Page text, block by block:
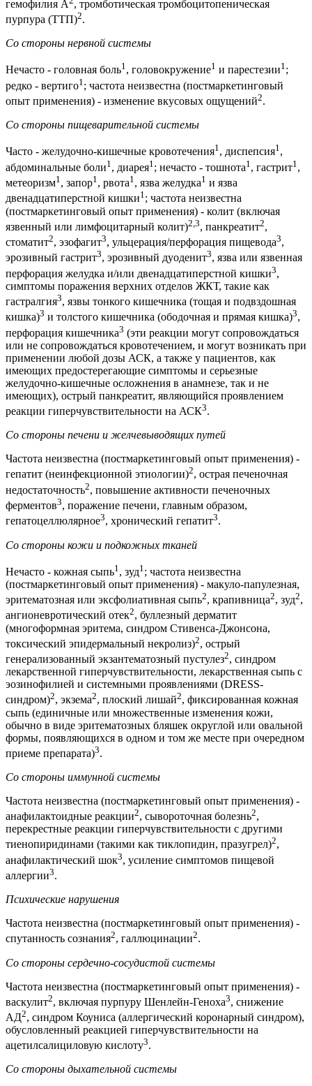
гемофилия А , тромботическая тромбоцитопеническая
пурпура (ТТП)2.
Со стороны нервной системы
Нечасто - головная боль1, головокружение1 и парестезии1;
редко - вертиго1 ; частота неизвестна (постмаркетинговый
опыт применения) - изменение вкусовых ощущений2.
Со стороны пищеварительной системы
Часто - желудочно-кишечные кровотечения1, диспепсия1,
абдоминальные боли1 , диарея1 ; нечасто - тошнота1 , гастрит1 ,
метеоризм1 , запор1 , рвота1 , язва желудка1 и язва
двенадцатиперстной кишки1; частота неизвестна
(постмаркетинговый опыт применения) - колит (включая
язвенный или лимфоцитарный колит)2,3, панкреатит2,
стоматит2, эзофагит3, ульцерация/перфорация пищевода3,
эрозивный гастрит3, эрозивный дуоденит3, язва или язвенная
перфорация желудка и/или двенадцатиперстной кишки3,
симптомы поражения верхних отделов ЖКТ, такие как
гастралгия3, язвы тонкого кишечника (тощая и подвздошная
кишка)3 и толстого кишечника (ободочная и прямая кишка)3,
перфорация кишечника3 (эти реакции могут сопровождаться
или не сопровождаться кровотечением, и могут возникать при
применении любой дозы АСК, а также у пациентов, как
имеющих предостерегающие симптомы и серьезные
желудочно-кишечные осложнения в анамнезе, так и не
имеющих), острый панкреатит, являющийся проявлением
реакции гиперчувствительности на АСК3.
Со стороны печени и желчевыводящих путей
Частота неизвестна (постмаркетинговый опыт применения) -
гепатит (неинфекционной этиологии)2, острая печеночная
недостаточность2, повышение активности печеночных
ферментов3, поражение печени, главным образом,
гепатоцеллюлярное3, хронический гепатит3.
Со стороны кожи и подкожных тканей
Нечасто - кожная сыпь1 , зуд1 ; частота неизвестна
(постмаркетинговый опыт применения) - макуло-папулезная,
эритематозная или эксфолиативная сыпь2, крапивница2, зуд2,
ангионевротический отек2, буллезный дерматит
(многоформная эритема, синдром Стивенса-Джонсона,
токсический эпидермальный некролиз)2, острый
генерализованный экзантематозный пустулез2, синдром
лекарственной гиперчувствительности, лекарственная сыпь с
эозинофилией и системными проявлениями (DRESS-
синдром)2, экзема2, плоский лишай2, фиксированная кожная
сыпь (единичные или множественные изменения кожи,
обычно в виде эритематозных бляшек округлой или овальной
формы, появляющихся в одном и том же месте при очередном
приеме препарата)3.
Со стороны иммунной системы
Частота неизвестна (постмаркетинговый опыт применения) -
анафилактоидные реакции2, сывороточная болезнь2,
перекрестные реакции гиперчувствительности с другими
тиенопиридинами (такими как тиклопидин, празугрел)2,
анафилактический шок3, усиление симптомов пищевой
аллергии3.
Психические нарушения
Частота неизвестна (постмаркетинговый опыт применения) -
спутанность сознания2, галлюцинации2.
Со стороны сердечно-сосудистой системы
Частота неизвестна (постмаркетинговый опыт применения) -
васкулит2, включая пурпуру Шенлейн-Геноха3, снижение
АД2, синдром Коуниса (аллергический коронарный синдром),
обусловленный реакцией гиперчувствительности на
ацетилсалициловую кислоту3.
Со стороны дыхательной системы